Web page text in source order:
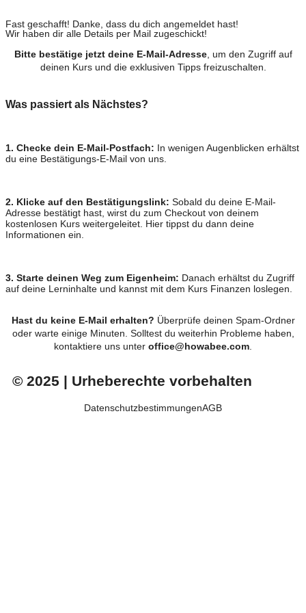
Fast geschafft! Danke, dass du dich angemeldet hast!
Wir haben dir alle Details per Mail zugeschickt!
Bitte bestätige jetzt deine E-Mail-Adresse, um den Zugriff auf
deinen Kurs und die exklusiven Tipps freizuschalten.
Was passiert als Nächstes?
1. Checke dein E-Mail-Postfach: In wenigen Augenblicken erhältst
du eine Bestätigungs-E-Mail von uns.
2. Klicke auf den Bestätigungslink: Sobald du deine E-Mail-
Adresse bestätigt hast, wirst du zum Checkout von deinem
kostenlosen Kurs weitergeleitet. Hier tippst du dann deine
Informationen ein.
3. Starte deinen Weg zum Eigenheim: Danach erhältst du Zugriff
auf deine Lerninhalte und kannst mit dem Kurs Finanzen loslegen.
Hast du keine E-Mail erhalten? Überprüfe deinen Spam-Ordner
oder warte einige Minuten. Solltest du weiterhin Probleme haben,
kontaktiere uns unter office@howabee.com
© 2025 | Urheberechte vorbehalten
DatenschutzbestimmungenAGB